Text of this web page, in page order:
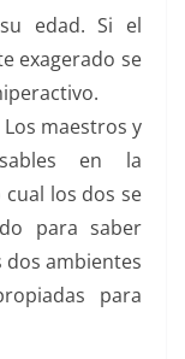
edad. Si el
exagerado se
maestros y
en la
los dos se
para saber
dos ambientes
para